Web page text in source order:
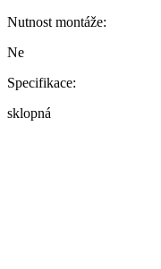
Nutnost montáže:
Ne
Specifikace:
sklopná